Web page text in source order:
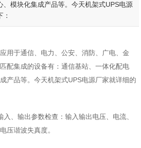
、模块化集成产品等。今天机架式UPS电源
用于通信、电力、公安、消防、广电、金
配集成的设备有：通信基站、一体化配电
产品等。今天机架式UPS电源厂家就详细的
入、输出参数检查：输入输出电压、电流、
压谐波失真度。